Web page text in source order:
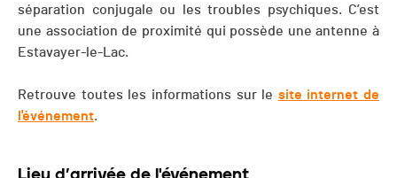
séparation conjugale ou les troubles psychiques. C’est
une association de proximité qui possède une antenne à
Estavayer-le-Lac.
Retrouve toutes les informations sur le site internet de
l'événement.